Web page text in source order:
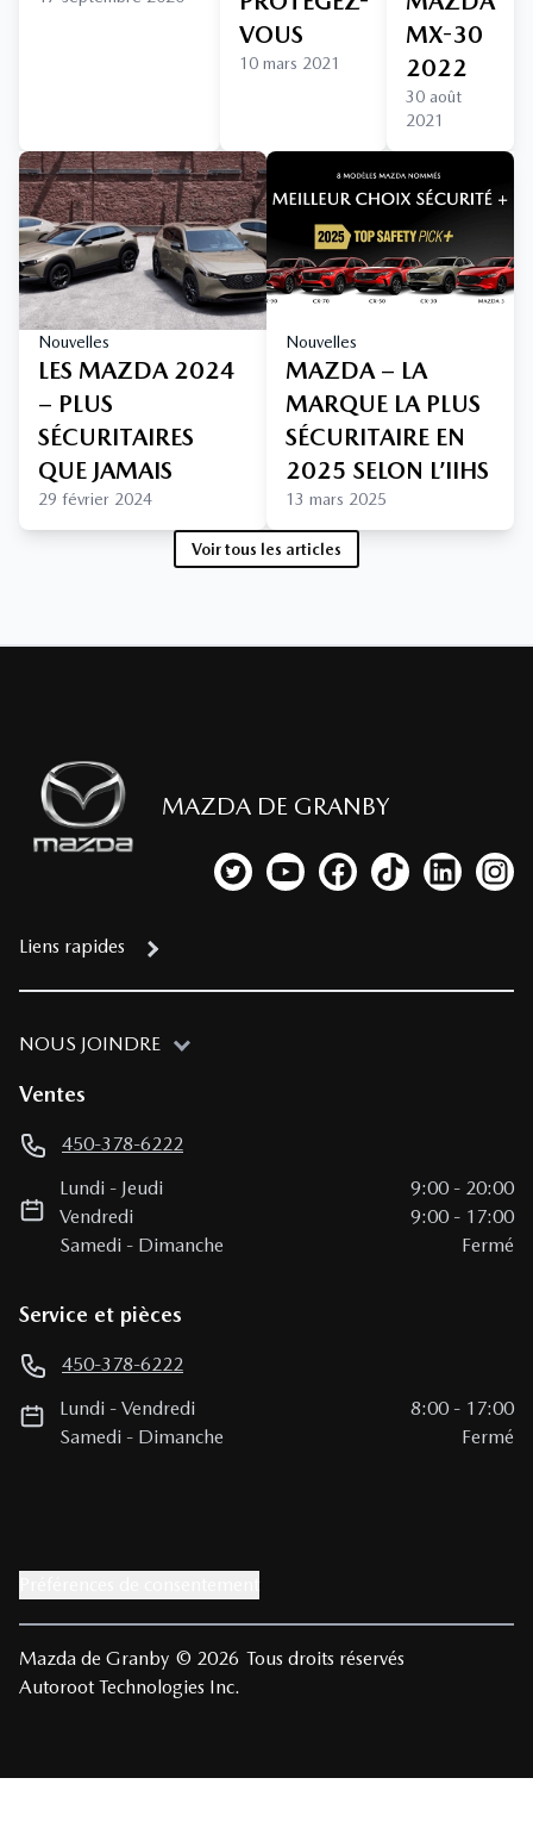
VOUS
10 mars 2021
MX-30
2022
30 août
2021
Nouvelles
LES MAZDA 2024
– PLUS
SÉCURITAIRES
QUE JAMAIS
29 février 2024
Nouvelles
MAZDA – LA
MARQUE LA PLUS
SÉCURITAIRE EN
2025 SELON L’IIHS
13 mars 2025
Voir tous les articles
MAZDA DE GRANBY
Lien vers notre compte Twitter
Lien vers notre chaîne
Lien vers notre page
Lien vers notre
Lien vers
Lien
Liens rapides
NOUS JOINDRE
Ventes
450-378-6222
Lundi - Jeudi 9:00 - 20:00
Vendredi
9:00 - 17:00
Samedi - Dimanche Fermé
Service et pièces
450-378-6222
Lundi -Vendredi 8:00 - 17:00
Samedi - Dimanche Fermé
Mazda de Granby © 2026 Tous droits réservés
Autoroot Technologies Inc.